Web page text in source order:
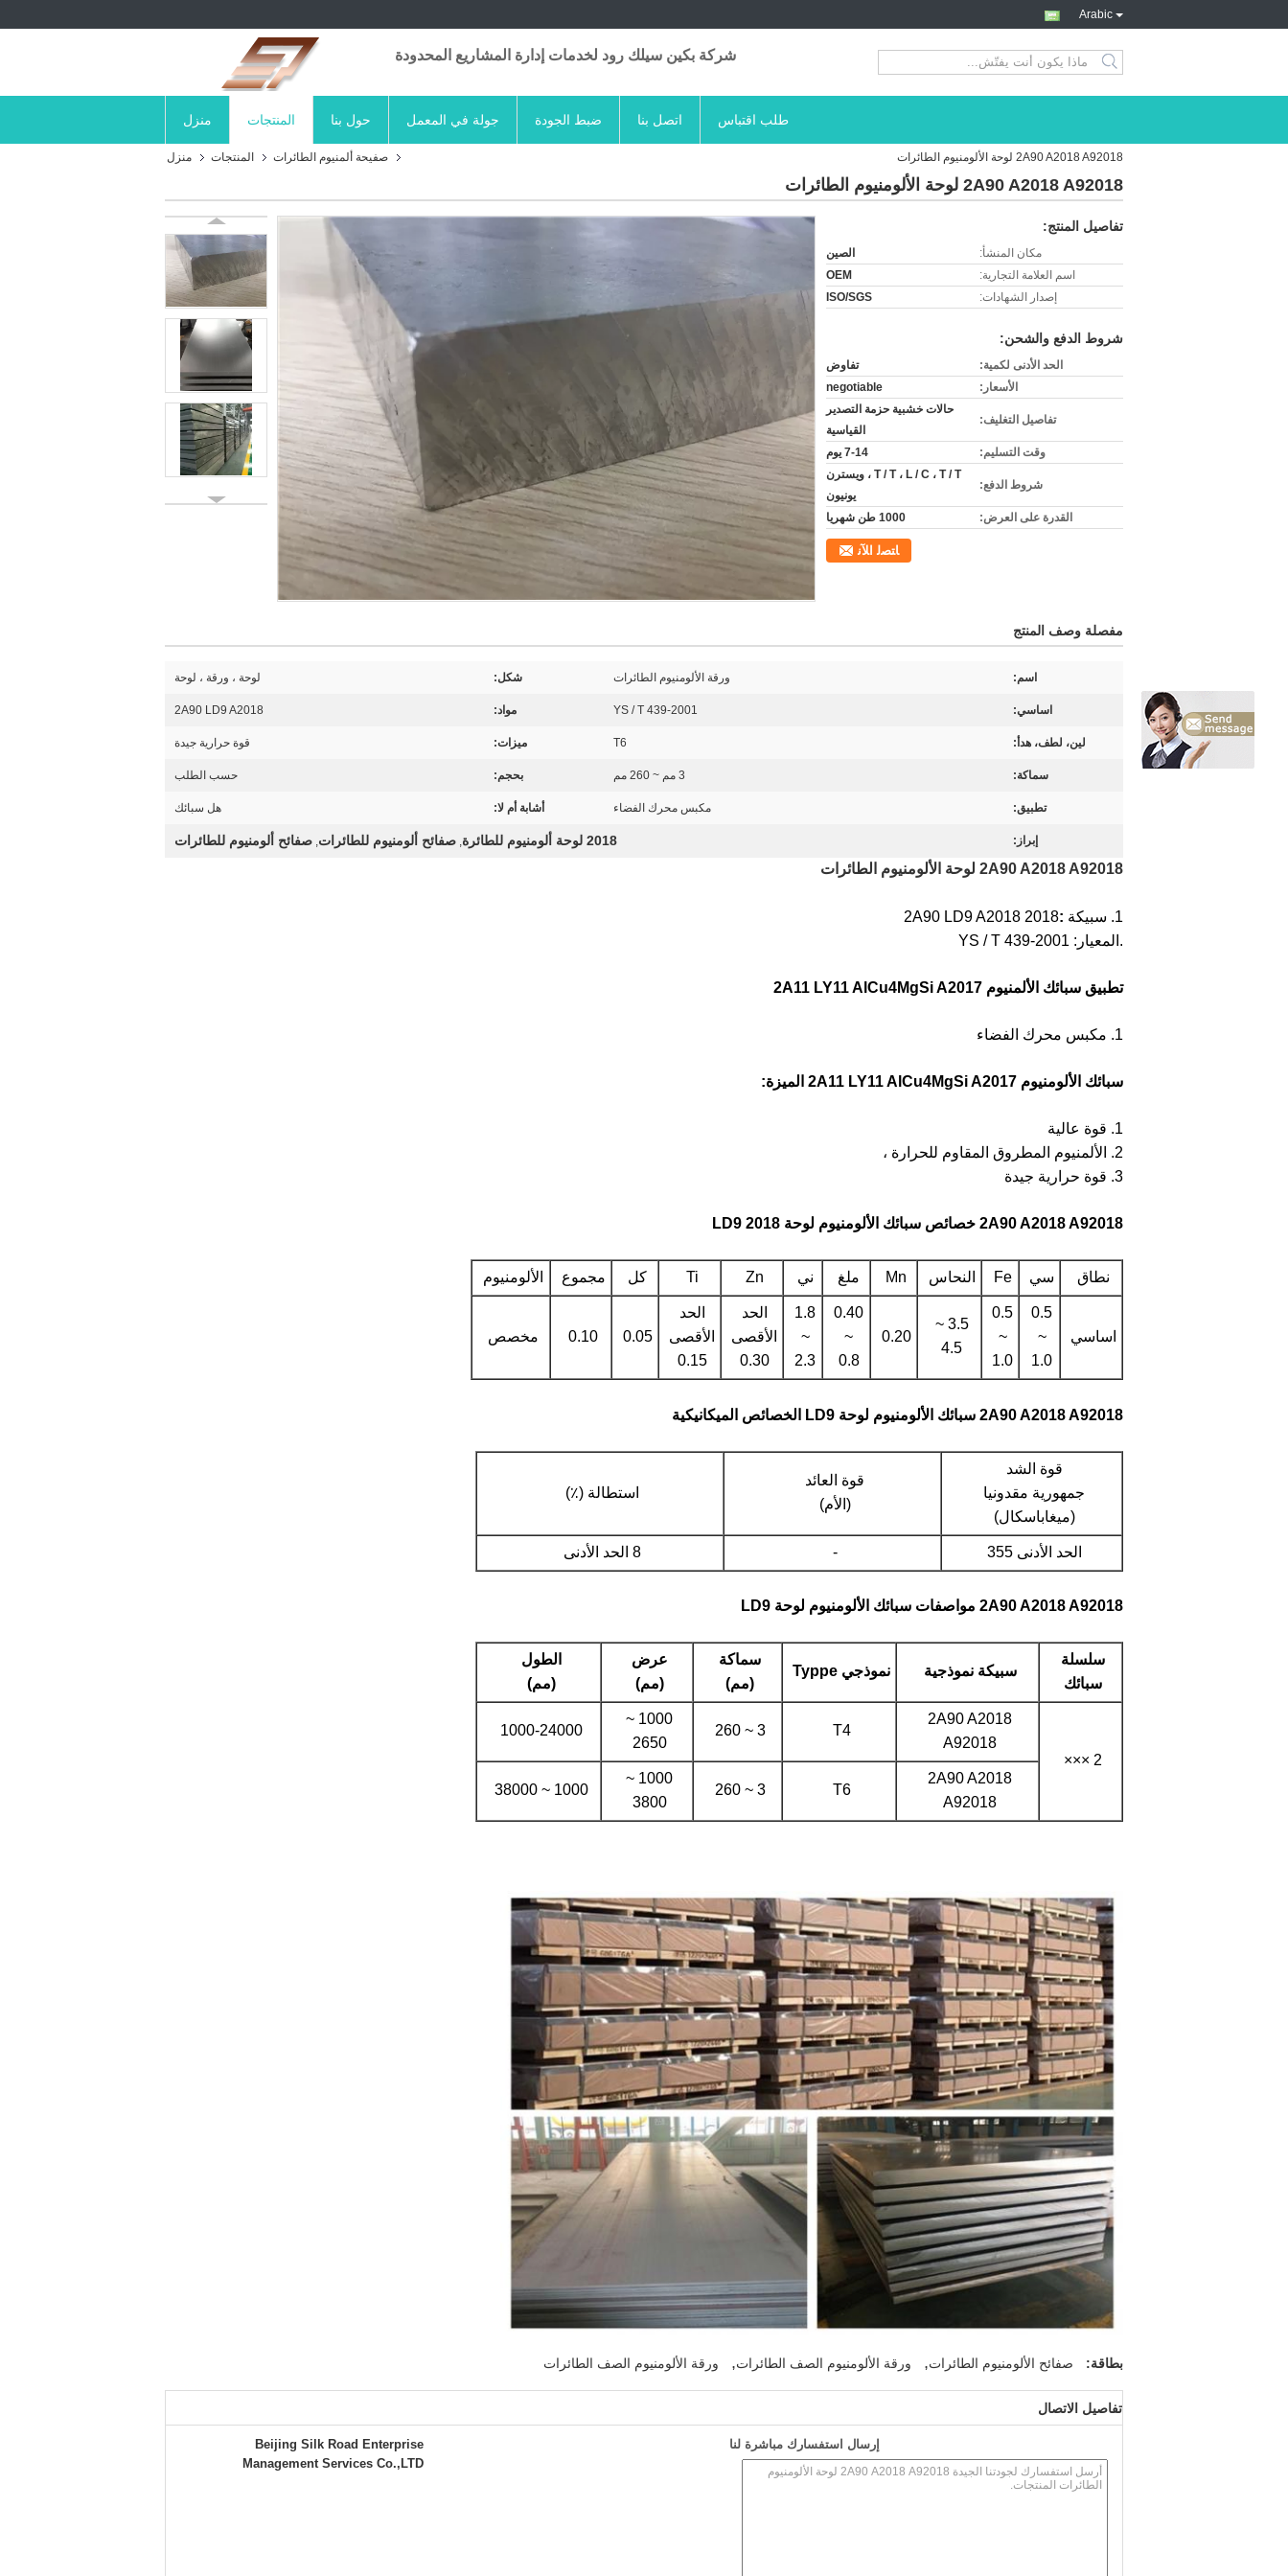
Arabic
شركة بكين سيلك رود لخدمات إدارة المشاريع المحدودة
search
منزل المنتجات حول بنا جولة في المعمل ضبط الجودة اتصل بنا طلب اقتباس
منزل المنتجات صفيحة ألمنيوم الطائرات 2A90 A2018 A92018 لوحة الألومنيوم الطائرات
2A90 A2018 A92018 لوحة الألومنيوم الطائرات
تفاصيل المنتج:
مكان المنشأ:
الصين
اسم العلامة التجارية:
OEM
إصدار الشهادات:
ISO/SGS
شروط الدفع والشحن:
الحد الأدنى لكمية:
تفاوض
الأسعار:
negotiable
تفاصيل التغليف:
حالات خشبية حزمة التصدير
القياسية
وقت التسليم:
7-14 يوم
شروط الدفع:
T / T ، L / C ، T / T ، ويسترن
يونيون
القدرة على العرض:
1000 طن شهريا
ﺎﺘﺼﻟ ﺍﻶﻧ
مفصلة وصف المنتج
اسم: ورقة الألومنيوم الطائرات شكل: لوحة ، ورقة ، لوحة
اساسي: YS / T 439-2001 مواد: 2A90 LD9 A2018
لين، لطف، هدأ: T6 ميزات: قوة حرارية جيدة
سماكة: 3 مم ~ 260 مم بحجم: حسب الطلب
تطبيق: مكبس محرك الفضاء أشابة أم لا: هل سبائك
إبراز: 2018 لوحة ألومنيوم للطائرة , صفائح ألومنيوم للطائرات, صفائح ألومنيوم للطائرات
2A90 A2018 A92018 لوحة الألومنيوم الطائرات
1. سبيكة :
2A90 LD9 A2018 2018
.المعيار: YS / T 439-2001
تطبيق سبائك الألمنيوم 2A11 LY11 AlCu4MgSi A2017
1. مكبس محرك الفضاء
سبائك الألومنيوم 2A11 LY11 AlCu4MgSi A2017 الميزة:
1. قوة عالية
2. الألمنيوم المطروق المقاوم للحرارة ،
3. قوة حرارية جيدة
2A90 A2018 A92018 خصائص سبائك الألومنيوم لوحة LD9 2018
نطاق سي Fe النحاس Mn ملغ ني Zn
Ti كل مجموع الألومنيوم
اساسي
0.5
~
1.0
0.5
~
1.0
3.5 ~
4.5
0.20
0.40
~
0.8
1.8
~
2.3
الحد
الأقصى
0.30
الحد
الأقصى
0.15
0.05
0.10 مخصص
2A90 A2018 A92018 سبائك الألومنيوم لوحة LD9 الخصائص الميكانيكية
قوة الشد
جمهورية مقدونيا
(ميغاباسكال)
قوة العائد
(الأم)
استطالة (٪)
الحد الأدنى 355 - 8 الحد الأدنى
2A90 A2018 A92018 مواصفات سبائك الألومنيوم لوحة LD9
سلسلة
سبائك
سبيكة نموذجية نموذجي Typpe
سماكة
(مم)
عرض
(مم)
الطول
(مم)
2 ×××
2A90 A2018
A92018
T4
3 ~ 260
1000 ~
2650
1000-24000
2A90 A2018
A92018
T6
3 ~ 260
1000 ~
3800
1000 ~ 38000
بطاقة: صفائح الألومنيوم الطائرات, ورقة الألومنيوم الصف الطائرات, ورقة الألومنيوم الصف الطائرات
تفاصيل الاتصال
Beijing Silk Road Enterprise
Management Services Co.,LTD
إرسال استفسارك مباشرة لنا